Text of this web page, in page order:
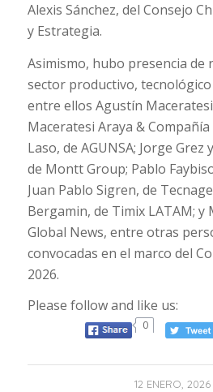
Alexis Sánchez, del Consejo
y Estrategia.
Asimismo, hubo presencia de
sector productivo,
entre ellos Agustín
Maceratesi Araya &
Laso, de AGUNSA; Jorge
de Montt Group; Pablo
Juan Pablo Sigren, de
Bergamin, de Timix LATAM; y
Global News, entre otras
convocadas en el marco del
2026.
Please follow and like us:
0
12 ENERO, 2026
/